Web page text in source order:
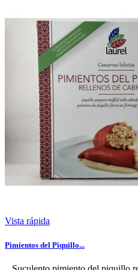
Vista rápida
Pimientos del Piquillo...